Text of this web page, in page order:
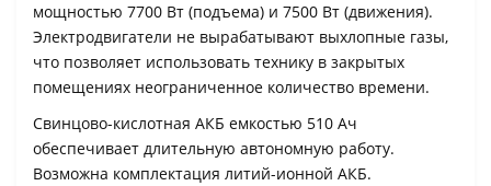
мощностью 7700 Вт (подъема) и 7500 Вт (движения).
Электродвигатели не вырабатывают выхлопные газы,
что позволяет использовать технику в закрытых
помещениях неограниченное количество времени.
Свинцово-кислотная АКБ емкостью 510 Ач
обеспечивает длительную автономную работу.
Возможна комплектация литий-ионной АКБ.